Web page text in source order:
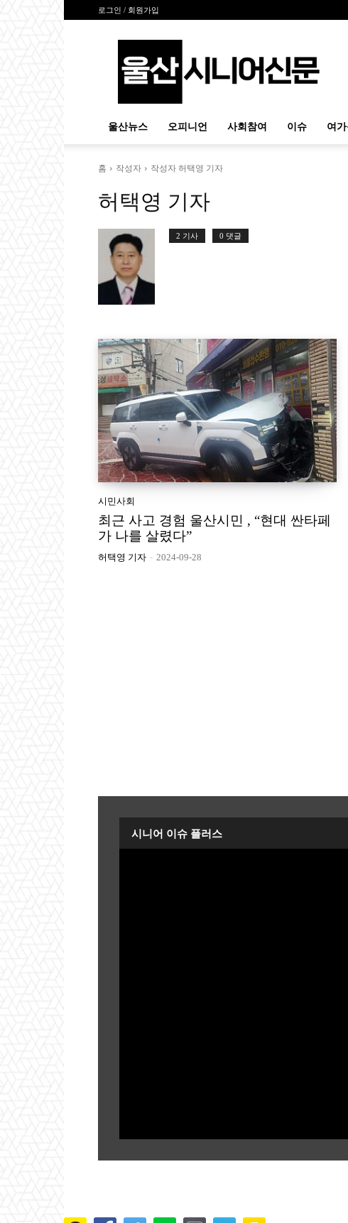
로그인 / 회원가입
시
울산뉴스 오피니언 사회참여 이슈 여
홈 작성자 작성자 허택영 기자
허택영 기자
2 기사 0 댓글
시민사회
최근 사고 경험 울산시민 , “현대 싼타페
가 나를 살렸다”
허택영 기자 - 2024-09-28
시니어 이슈 플러스